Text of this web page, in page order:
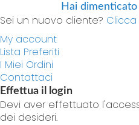
Hai
Sei un nuovo cliente? Clicca
My account
Lista Preferiti
I Miei Ordini
Contattaci
Effettua il login
Devi aver effettuato
dei desideri.